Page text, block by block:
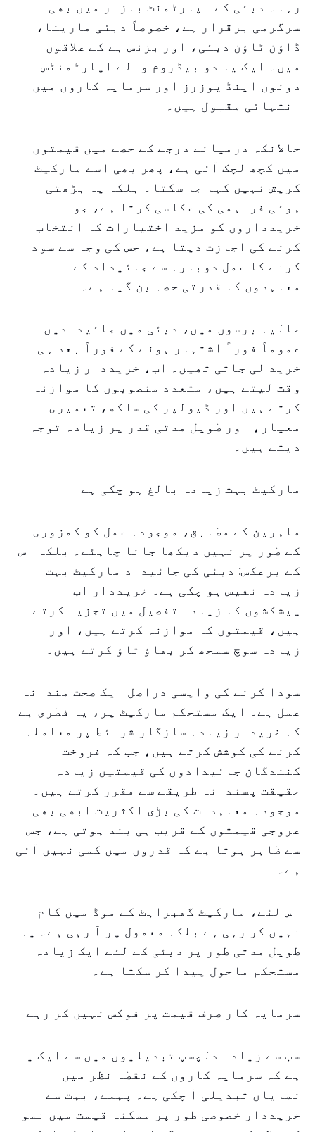
رہا۔ دبئی کے اپارٹمنٹ بازار میں بھی
سرگرمی برقرار ہے، خصوصاً دبئی مارینا،
ڈاؤن ٹاؤن دبئی، اور بزنس بے کے علاقوں
میں۔ ایک یا دو بیڈروم والے اپارٹمنٹس
دونوں اینڈ یوزرز اور سرمایہ کاروں میں
انتہائی مقبول ہیں۔
حالانکہ درمیانے درجے کے حصے میں قیمتوں
میں کچھ لچک آئی ہے، پھر بھی اسے مارکیٹ
کریش نہیں کہا جا سکتا۔ بلکہ یہ بڑھتی
ہوئی فراہمی کی عکاسی کرتا ہے، جو
خریدداروں کو مزید اختیارات کا انتخاب
کرنے کی اجازت دیتا ہے، جس کی وجہ سے سودا
کرنے کا عمل دوبارہ سے جائیداد کے
معاہدوں کا قدرتی حصہ بن گیا ہے۔
حالیہ برسوں میں، دبئی میں جائیدادیں
عموماً فوراً اشتہار ہونے کے فوراً بعد ہی
خرید لی جاتی تھیں۔ اب، خریددار زیادہ
وقت لیتے ہیں، متعدد منصوبوں کا موازنہ
کرتے ہیں اور ڈیولپر کی ساکھ، تعمیری
معیار، اور طویل مدتی قدر پر زیادہ توجہ
دیتے ہیں۔
مارکیٹ بہت زیادہ بالغ ہو چکی ہے
ماہرین کے مطابق، موجودہ عمل کو کمزوری
کے طور پر نہیں دیکھا جانا چاہئے۔ بلکہ اس
کے برعکس: دبئی کی جائیداد مارکیٹ بہت
زیادہ نفیس ہو چکی ہے۔ خریددار اب
پیشکشوں کا زیادہ تفصیل میں تجزیہ کرتے
ہیں، قیمتوں کا موازنہ کرتے ہیں، اور
زیادہ سوچ سمجھ کر بھاؤ تاؤ کرتے ہیں۔
سودا کرنے کی واپسی دراصل ایک صحت مندانہ
عمل ہے۔ ایک مستحکم مارکیٹ پر، یہ فطری ہے
کہ خریدار زیادہ سازگار شرائط پر معاملہ
کرنے کی کوشش کرتے ہیں، جب کہ فروخت
کنندگان جائیدادوں کی قیمتیں زیادہ
حقیقت پسندانہ طریقے سے مقرر کرتے ہیں۔
موجودہ معاہدات کی بڑی اکثریت ابھی بھی
عروجی قیمتوں کے قریب ہی بند ہوتی ہے، جس
سے ظاہر ہوتا ہے کہ قدروں میں کمی نہیں آئی
ہے۔
اس لئے، مارکیٹ گھبراہٹ کے موڈ میں کام
نہیں کر رہی ہے بلکہ معمول پر آ رہی ہے۔ یہ
طویل مدتی طور پر دبئی کے لئے ایک زیادہ
مستحکم ماحول پیدا کر سکتا ہے۔
سرمایہ کار صرف قیمت پر فوکس نہیں کر رہے
سب سے زیادہ دلچسپ تبدیلیوں میں سے ایک یہ
ہے کہ سرمایہ کاروں کے نقطہ نظر میں
نمایاں تبدیلی آ چکی ہے۔ پہلے، بہت سے
خریددار خصوصی طور پر ممکنہ قیمت میں نمو